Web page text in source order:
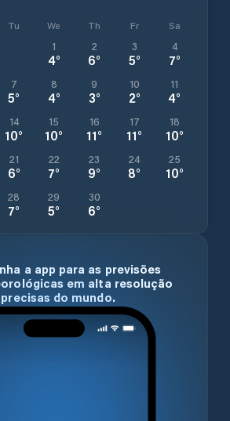
Tu We Th Fr Sa
1
4°
2
6°
3
5°
4
7°
7
5°
8
4°
9
3°
10
2°
11
4°
14
10°
15
10°
16
11°
17
11°
18
10°
21
6°
22
7°
23
9°
24
8°
25
10°
28
7°
29
5°
30
6°
a app para as previsões
em alta resolução
do mundo.